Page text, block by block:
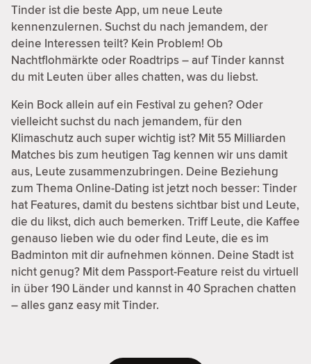
Tinder ist die beste App, um neue Leute
kennenzulernen. Suchst du nach jemandem, der
deine Interessen teilt? Kein Problem! Ob
Nachtflohmärkte oder Roadtrips – auf Tinder kannst
du mit Leuten über alles chatten, was du liebst.
Kein Bock allein auf ein Festival zu gehen? Oder
vielleicht suchst du nach jemandem, für den
Klimaschutz auch super wichtig ist? Mit 55 Milliarden
Matches bis zum heutigen Tag kennen wir uns damit
aus, Leute zusammenzubringen. Deine Beziehung
zum Thema Online-Dating ist jetzt noch besser: Tinder
hat Features, damit du bestens sichtbar bist und Leute,
die du likst, dich auch bemerken. Triff Leute, die Kaffee
genauso lieben wie du oder find Leute, die es im
Badminton mit dir aufnehmen können. Deine Stadt ist
nicht genug? Mit dem Passport-Feature reist du virtuell
in über 190 Länder und kannst in 40 Sprachen chatten
– alles ganz easy mit Tinder.